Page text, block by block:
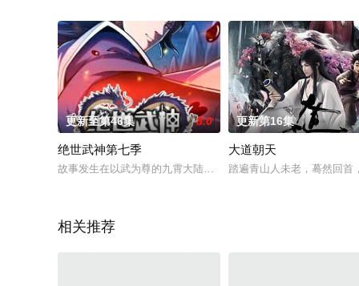
更新至第46集 8.0
绝世武神第七季
故事发生在以武为尊的九霄大陆，讲述了现代学生林枫，因为一
更新第16集
大道朝天
踏遍青山人未老，蓦然回首
相关推荐